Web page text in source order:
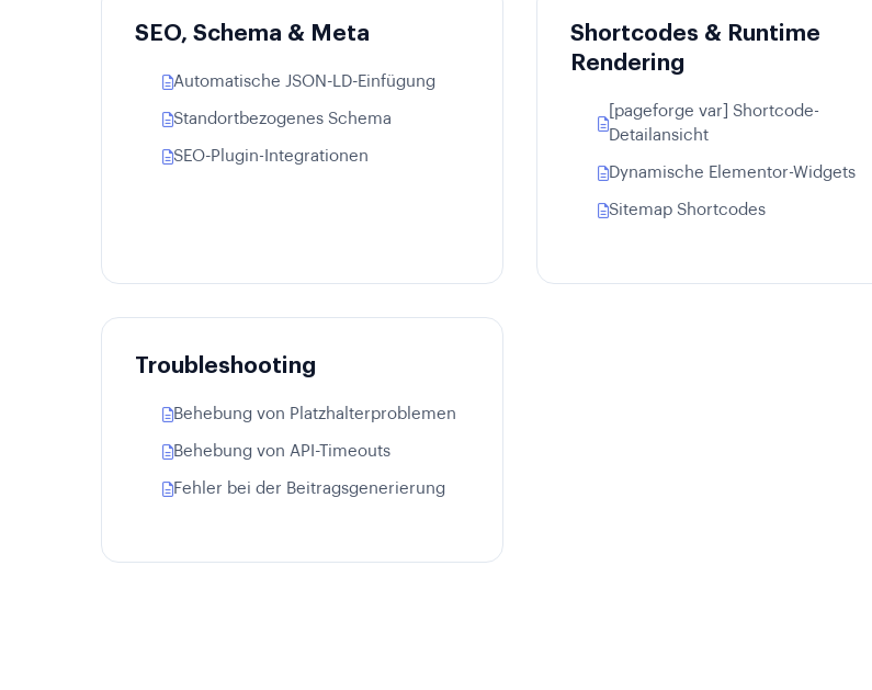
SEO, Schema & Meta
Automatische JSON-LD-Einfügung
Standortbezogenes Schema
SEO-Plugin-Integrationen
Shortcodes & Runtime
Rendering
[pageforge var] Shortcode-
Detailansicht
Dynamische Elementor-Widgets
Sitemap Shortcodes
Troubleshooting
Behebung von Platzhalterproblemen
Behebung von API-Timeouts
Fehler bei der Beitragsgenerierung